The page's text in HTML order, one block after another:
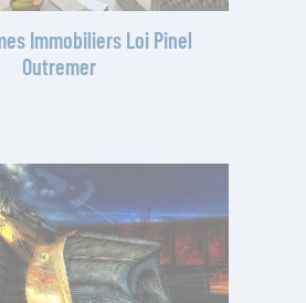
Immobiliers Loi Pinel
Outremer